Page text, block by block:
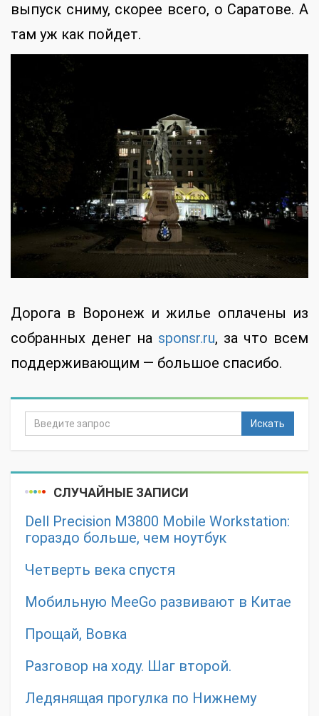
выпуск сниму, скорее всего, о Саратове. А
там уж как пойдет.
Дорога в Воронеж и жилье оплачены из
собранных денег на sponsr.ru, за что всем
поддерживающим — большое спасибо.
Искать
СЛУЧАЙНЫЕ ЗАПИСИ
Dell Precision M3800 Mobile Workstation:
гораздо больше, чем ноутбук
Четверть века спустя
Мобильную MeeGo развивают в Китае
Прощай, Вовка
Разговор на ходу. Шаг второй.
Ледянящая прогулка по Нижнему